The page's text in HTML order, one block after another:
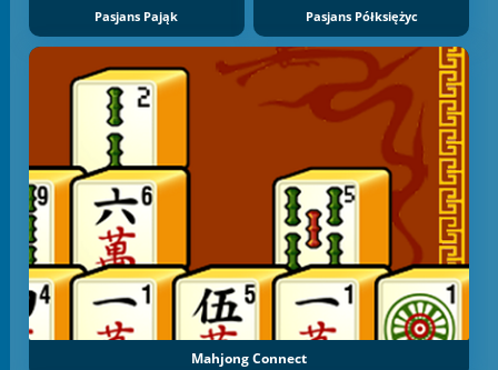
Pasjans Pająk Pasjans Półksiężyc
Mahjong Connect